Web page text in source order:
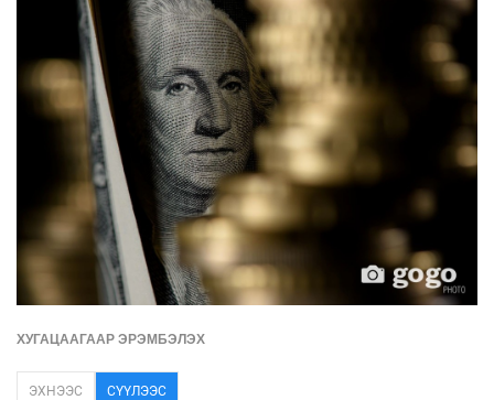
ХУГАЦААГААР ЭРЭМБЭЛЭХ
ЭХНЭЭС СҮҮЛЭЭС